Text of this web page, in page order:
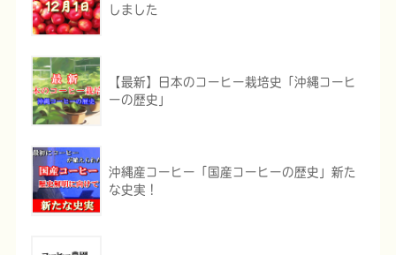
しました
【最新】日本のコーヒー栽培史「沖縄コーヒ
ーの歴史」
沖縄産コーヒー「国産コーヒーの歴史」新た
な史実！